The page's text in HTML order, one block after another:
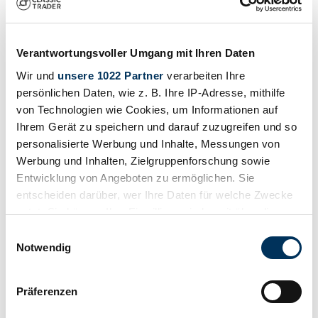
Verantwortungsvoller Umgang mit Ihren Daten
Wir und unsere 1022 Partner verarbeiten Ihre
persönlichen Daten, wie z. B. Ihre IP-Adresse, mithilfe
von Technologien wie Cookies, um Informationen auf
Ihrem Gerät zu speichern und darauf zuzugreifen und so
personalisierte Werbung und Inhalte, Messungen von
Werbung und Inhalten, Zielgruppenforschung sowie
Entwicklung von Angeboten zu ermöglichen. Sie
entscheiden darüber, wer Ihre Daten für welche Zwecke
nutzt. Sie können Ihre Einwilligung jederzeit über die
Trigger Symbol ändern oder widerrufen
Informationen über Ihre geografische Lage
Notwendig
Präferenzen
250.000 €hace 7 años